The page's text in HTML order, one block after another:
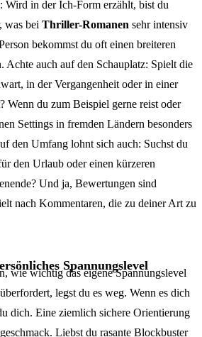
Wird in der Ich-Form erzählt, bist du
was bei Thriller-Romanen sehr intensiv
bekommst du oft einen breiteren
Achte auch auf den Schauplatz: Spielt die
in der Vergangenheit oder in einer
Wenn du zum Beispiel gerne reist oder
Settings in fremden Ländern besonders
den Umfang lohnt sich auch: Suchst du
den Urlaub oder einen kürzeren
Und ja, Bewertungen sind
nach Kommentaren, die zu deiner Art zu
Spannungslevel
wie wichtig das eigene Spannungslevel
legst du es weg. Wenn es dich
dich. Eine ziemlich sichere Orientierung
Liebst du rasante Blockbuster